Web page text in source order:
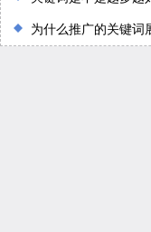
为什么推广的关键词